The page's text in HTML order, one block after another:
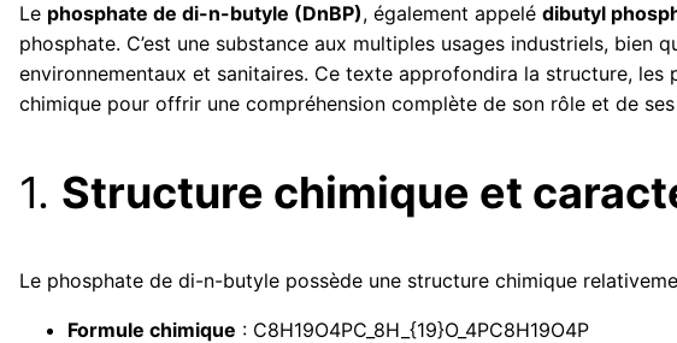
Le phosphate de di-n-butyle (DnBP), également appelé dibutyl
phosphate. C’est une substance aux multiples usages industriels,
environnementaux et sanitaires. Ce texte approfondira la structure,
chimique pour offrir une compréhension complète de son rôle et de
1. Structure chimique et
Le phosphate de di-n-butyle possède une structure chimique
Formule chimique : C8H19O4PC_8H_{19}O_4PC8H19O4P